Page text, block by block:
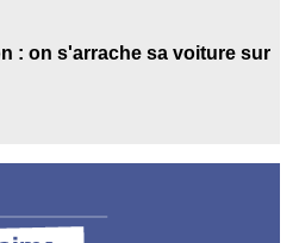
: on s'arrache sa voiture sur